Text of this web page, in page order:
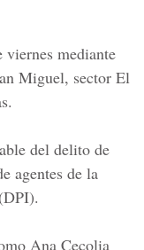
viernes mediante
Miguel, sector El
del delito de
agentes de la
Ana Cecolia